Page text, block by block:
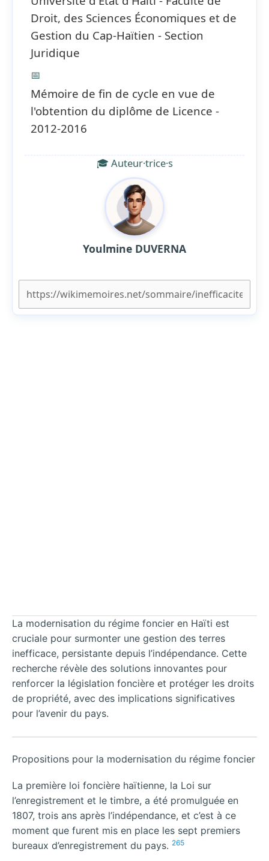
Droit, des Sciences Économiques et de
Gestion du Cap-Haïtien - Section
Juridique
📅
Mémoire de fin de cycle en vue de
l'obtention du diplôme de Licence -
2012-2016
🎓 Auteur·trice·s
Youlmine DUVERNA
La modernisation du régime foncier en Haïti est
cruciale pour surmonter une gestion des terres
inefficace, persistante depuis l’indépendance. Cette
recherche révèle des solutions innovantes pour
renforcer la législation foncière et protéger les droits
de propriété, avec des implications significatives
pour l’avenir du pays.
Propositions pour la modernisation du régime foncier
La première loi foncière haïtienne, la Loi sur
l’enregistrement et le timbre, a été promulguée en
1807, trois ans après l’indépendance, et c’est à ce
moment que furent mis en place les sept premiers
bureaux d’enregistrement du pays. 265